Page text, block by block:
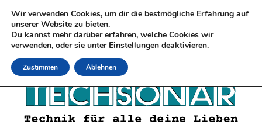
Wir verwenden Cookies, um dir die bestmögliche Erfahrung auf
unserer Website zu bieten.
Du kannst mehr darüber erfahren, welche Cookies wir
verwenden, oder sie unter Einstellungen deaktivieren.
Zustimmen Ablehnen